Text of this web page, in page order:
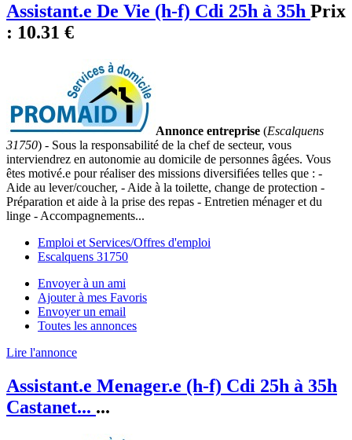
Assistant.e De Vie (h-f) Cdi 25h à 35h Prix
: 10.31 €
Annonce entreprise (Escalquens
31750) - Sous la responsabilité de la chef de secteur, vous
interviendrez en autonomie au domicile de personnes âgées. Vous
êtes motivé.e pour réaliser des missions diversifiées telles que : -
Aide au lever/coucher, - Aide à la toilette, change de protection -
Préparation et aide à la prise des repas - Entretien ménager et du
linge - Accompagnements...
Emploi et Services/Offres d'emploi
Escalquens 31750
Envoyer à un ami
Ajouter à mes Favoris
Envoyer un email
Toutes les annonces
Lire l'annonce
Assistant.e Menager.e (h-f) Cdi 25h à 35h
Castanet... ...